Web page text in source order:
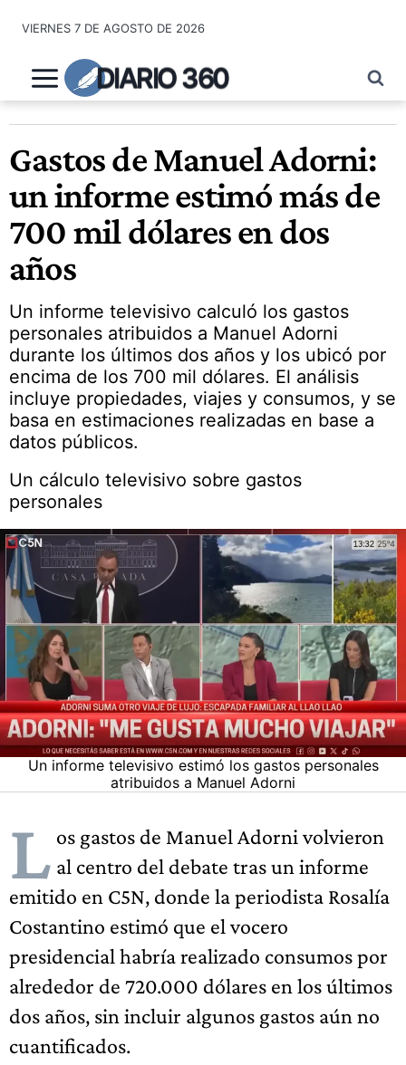
contenido
VIERNES 7 DE AGOSTO DE 2026
DIARIO 360
Gastos de Manuel Adorni:
un informe estimó más de
700 mil dólares en dos
años
Un informe televisivo calculó los gastos
personales atribuidos a Manuel Adorni
durante los últimos dos años y los ubicó por
encima de los 700 mil dólares. El análisis
incluye propiedades, viajes y consumos, y se
basa en estimaciones realizadas en base a
datos públicos.
Un cálculo televisivo sobre gastos
personales
Un informe televisivo estimó los gastos personales
atribuidos a Manuel Adorni
L os gastos de Manuel Adorni volvieron
al centro del debate tras un informe
emitido en C5N, donde la periodista Rosalía
Costantino estimó que el vocero
presidencial habría realizado consumos por
alrededor de 720.000 dólares en los últimos
dos años, sin incluir algunos gastos aún no
cuantificados.